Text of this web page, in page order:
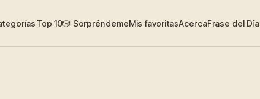
Top 10🎲 SorpréndemeMis favoritasAcercaFrase del Día